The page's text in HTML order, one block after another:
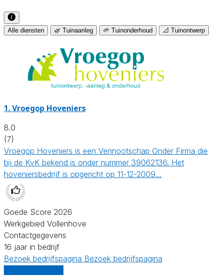
Alle diensten 🌿 Tuinaanleg 🌱 Tuinonderhoud 📐 Tuinontwerp
1.Vroegop Hoveniers
8.0
(7)
Vroegop Hoveniers is een Vennootschap Onder Firma die
bij de KvK bekend is onder nummer 39062136. Het
hoveniersbedrijf is opgericht op 11-12-2009…
Goede Score 2026
Werkgebied Vollenhove
Contactgegevens
16 jaar in bedrijf
Bezoek bedrijfspagina Bezoek bedrijfspagina